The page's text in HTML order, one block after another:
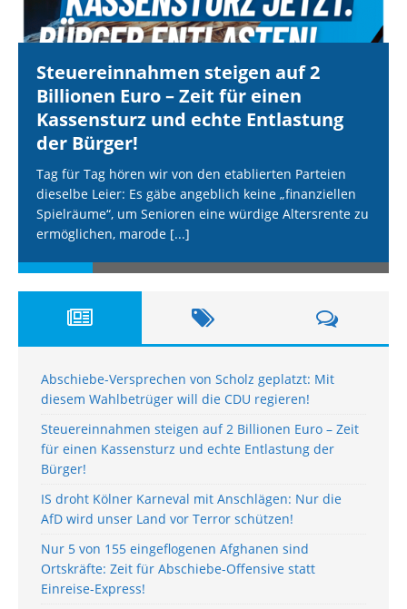
Steuereinnahmen steigen auf 2
Billionen Euro – Zeit für einen
Kassensturz und echte Entlastung
der Bürger!
Tag für Tag hören wir von den etablierten Parteien
dieselbe Leier: Es gäbe angeblich keine „finanziellen
Spielräume“, um Senioren eine würdige Altersrente zu
ermöglichen, marode [...]
Abschiebe-Versprechen von Scholz geplatzt: Mit
diesem Wahlbetrüger will die CDU regieren!
Steuereinnahmen steigen auf 2 Billionen Euro – Zeit
für einen Kassensturz und echte Entlastung der
Bürger!
IS droht Kölner Karneval mit Anschlägen: Nur die
AfD wird unser Land vor Terror schützen!
Nur 5 von 155 eingeflogenen Afghanen sind
Ortskräfte: Zeit für Abschiebe-Offensive statt
Einreise-Express!